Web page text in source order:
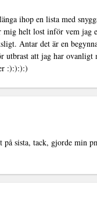
ihop en lista med
mig helt lost inför vem jag
Antar det är en
att jag har ovanligt
:):):):)
på sista, tack, gjorde min